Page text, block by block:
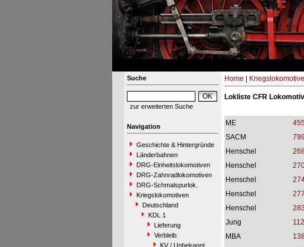
Suche
zur erweiterten Suche
Navigation
Geschichte & Hintergründe
Länderbahnen
DRG-Einheitslokomotiven
DRG-Zahnradlokomotiven
DRG-Schmalspurlok.
Kriegslokomotiven
Deutschland
KDL 1
Lieferung
Verbleib
KV / Unbekannt
Home
Lokliste CFR
ME
SACM
Henschel
Henschel
Henschel
Henschel
Henschel
Jung
MBA